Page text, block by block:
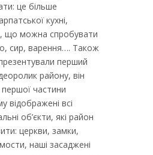
це більше
кухні,
що можна спробувати
сир, варення…. Також
перший
району, він
частини
відображені всі
об’єкти, які район
церкви, замки,
наші засаджені